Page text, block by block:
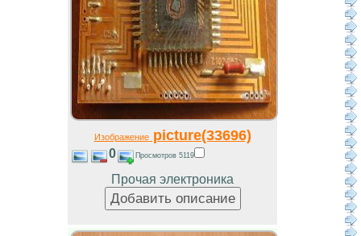
Изображениеpicture(33696)
0 Просмотров 5119
Прочая электроника